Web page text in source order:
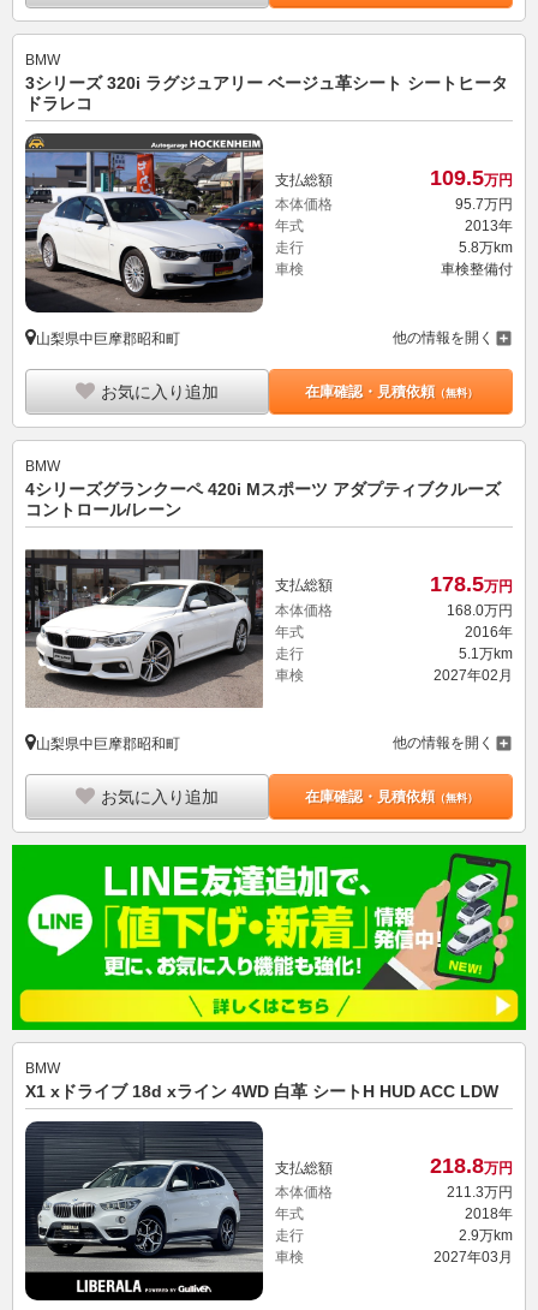
BMW
3シリーズ 320i ラグジュアリー ベージュ革シート シートヒータ
ドラレコ
支払総額 109.5万円
本体価格
95.7万円
年式
2013年
走行
5.8万km
車検
車検整備付
山梨県中巨摩郡昭和町 他の情報を開く
お気に入り追加 在庫確認・見積依頼（無料）
BMW
4シリーズグランクーペ 420i Mスポーツ アダプティブクルーズ
コントロール/レーン
支払総額 178.5万円
本体価格
168. 0万円
年式
2016年
走行
5.1万km
車検
2027年02月
山梨県中巨摩郡昭和町 他の情報を開く
お気に入り追加 在庫確認・見積依頼（無料）
BMW
X1 xドライブ 18d xライン 4WD 白革 シートH HUD ACC LDW
支払総額 218.8万円
本体価格
211.3万円
年式
2018年
走行
2.9万km
車検
2027年03月